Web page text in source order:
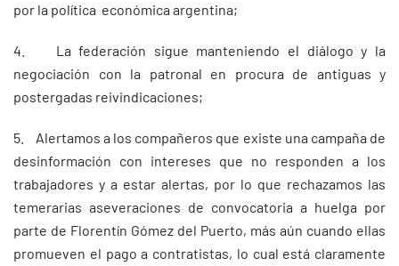
por la política económica argentina;
4. La federación sigue manteniendo el diálogo y la
negociación con la patronal en procura de antiguas y
postergadas reivindicaciones;
5. Alertamos a los compañeros que existe una campaña de
desinformación con intereses que no responden a los
trabajadores y a estar alertas, por lo que rechazamos las
temerarias aseveraciones de convocatoria a huelga por
parte de Florentín Gómez del Puerto, más aún cuando ellas
promueven el pago a contratistas, lo cual está claramente